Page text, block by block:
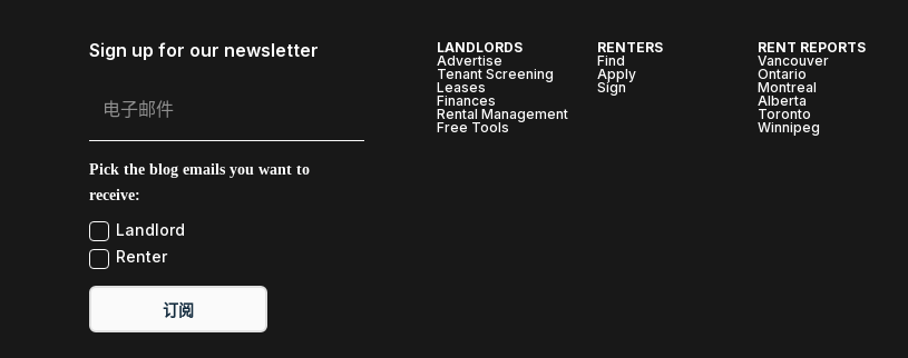
Sign up for our newsletter
Pick the blog emails you want to
receive:
Landlord
Renter
订阅
LANDLORDS
Advertise
Tenant Screening
Leases
Finances
Rental Management
Free Tools
RENTERS
Find
Apply
Sign
RENT REPORTS
Vancouver
Ontario
Montreal
Alberta
Toronto
Winnipeg